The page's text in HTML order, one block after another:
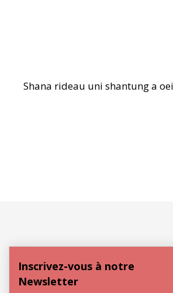
Shana rideau uni shantung a
Inscrivez-vous à notre
Newsletter